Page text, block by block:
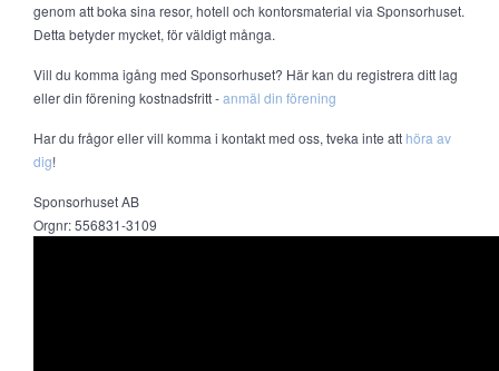
genom att boka sina resor, hotell och kontorsmaterial via Sponsorhuset.
Detta betyder mycket, för väldigt många.
Vill du komma igång med Sponsorhuset? Här kan du registrera ditt lag
eller din förening kostnadsfritt -anmäl din förening
Har du frågor eller vill komma i kontakt med oss, tveka inte att höra av
dig!
Sponsorhuset AB
Orgnr: 556831-3109